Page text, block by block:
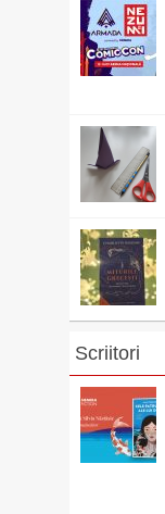
Scriitori